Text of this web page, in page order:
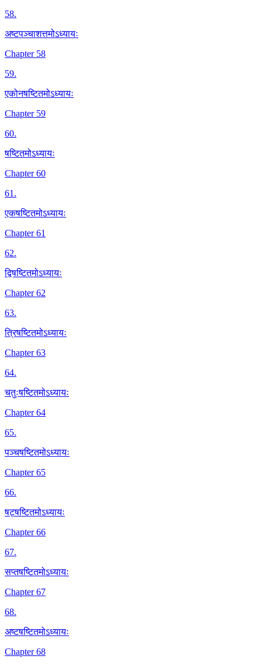
58.
अष्टपञ्चाशत्तमोऽध्यायः
Chapter 58
59.
एकोनषष्टितमोऽध्यायः
Chapter 59
60.
षष्टितमोऽध्यायः
Chapter 60
61.
एकषष्टितमोऽध्यायः
Chapter 61
62.
द्विषष्टितमोऽध्यायः
Chapter 62
63.
त्रिषष्टितमोऽध्यायः
Chapter 63
64.
चतुःषष्टितमोऽध्यायः
Chapter 64
65.
पञ्चषष्टितमोऽध्यायः
Chapter 65
66.
षट्षष्टितमोऽध्यायः
Chapter 66
67.
सप्तषष्टितमोऽध्यायः
Chapter 67
68.
अष्टषष्टितमोऽध्यायः
Chapter 68